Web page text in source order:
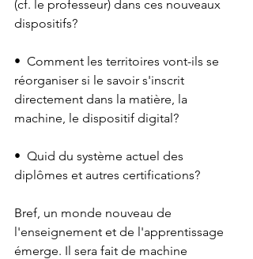
(cf. le professeur) dans ces nouveaux
dispositifs?
•⁠  ⁠Comment les territoires vont-ils se
réorganiser si le savoir s'inscrit
directement dans la matière, la
machine, le dispositif digital?
•⁠  ⁠Quid du système actuel des
diplômes et autres certifications?
Bref, un monde nouveau de
l'enseignement et de l'apprentissage
émerge. Il sera fait de machine